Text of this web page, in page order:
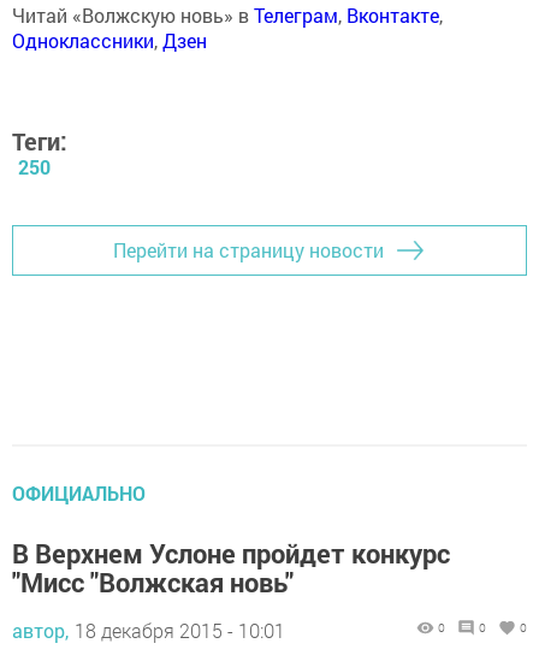
Читай «Волжскую новь» вТелеграм, Вконтакте,
Одноклассники,Дзен
Теги:
250
Перейти на страницу новости
ОФИЦИАЛЬНО
В Верхнем Услоне пройдет конкурс
"Мисс "Волжская новь"
автор, 18 декабря 2015 - 10:01 0 0 0